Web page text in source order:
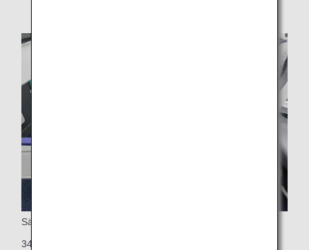
Sätets lutning
34 tum (cirka 86 cm) sitthöjd (32 tum för ANA COUCHii; se